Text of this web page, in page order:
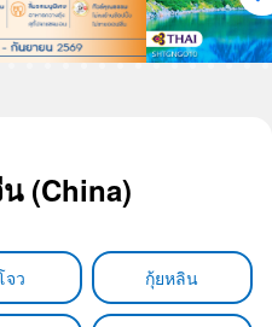
(China)
จว กุ้ยหลิน